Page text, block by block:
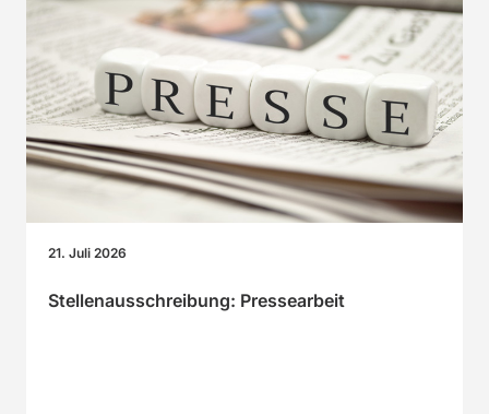
21. Juli 2026
Stellenausschreibung: Pressearbeit